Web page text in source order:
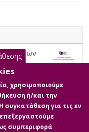
των
και
χρησιμοποιούμε
ή/και την
για τις εν
συμπεριφορά